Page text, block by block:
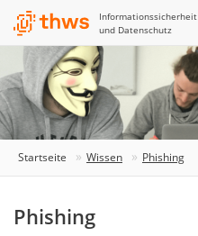
Informationssicherheit
und Datenschutz
Startseite Wissen Phishing
Phishing